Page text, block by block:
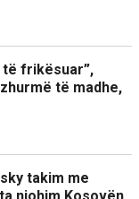
të frikësuar”,
të madhe,
takim me